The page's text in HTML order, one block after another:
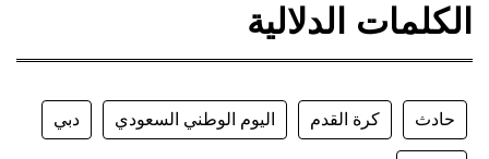
الكلمات الدلالية
حادث كرة القدم اليوم الوطني السعودي دبي